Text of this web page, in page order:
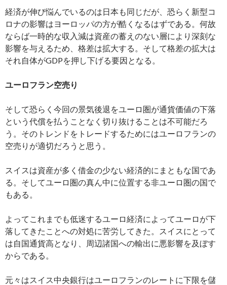
経済が伸び悩んでいるのは日本も同じだが、恐らく新型コ
ロナの影響はヨーロッパの方が酷くなるはずである。何故
ならば一時的な収入減は資産の蓄えのない層により深刻な
影響を与えるため、格差は拡大する。そして格差の拡大は
それ自体がGDPを押し下げる要因となる。
ユーロフラン空売り
そして恐らく今回の景気後退をユーロ圏が通貨価値の下落
という代償を払うことなく切り抜けることは不可能だろ
う。そのトレンドをトレードするためにはユーロフランの
空売りが適切だろうと思う。
スイスは資産が多く借金の少ない経済的にまともな国であ
る。そしてユーロ圏の真ん中に位置する非ユーロ圏の国で
もある。
よってこれまでも低迷するユーロ経済によってユーロが下
落してきたことへの対処に苦労してきた。スイスにとって
は自国通貨高となり、周辺諸国への輸出に悪影響を及ぼす
からである。
元々はスイス中央銀行はユーロフランのレートに下限を儲